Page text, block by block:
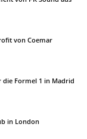
von Coemar
Formel 1 in Madrid
in London